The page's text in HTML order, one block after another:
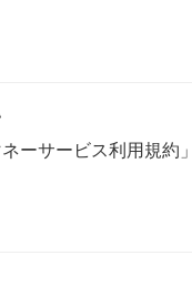
ーサービス利用規約